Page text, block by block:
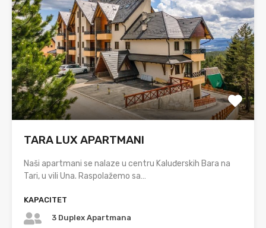
TARA LUX APARTMANI
Naši apartmani se nalaze u centru Kaluđerskih Bara na
Tari, u vili Una. Raspolažemo sa…
KAPACITET
3 Duplex Apartmana